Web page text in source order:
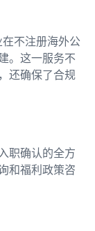
不注册海外公
。这一服务不
还确保了合规
职确认的全方
和福利政策咨